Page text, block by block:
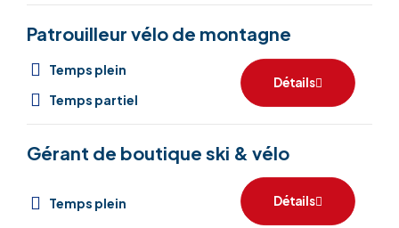
Patrouilleur vélo de montagne
Temps plein
Temps partiel
Détails
Gérant de boutique ski & vélo
Temps plein Détails